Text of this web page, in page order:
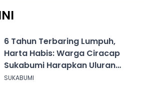
6 Tahun Terbaring Lumpuh,
Harta Habis: Warga Ciracap
Sukabumi Harapkan Uluran
Tangan KDM
SUKABUMI